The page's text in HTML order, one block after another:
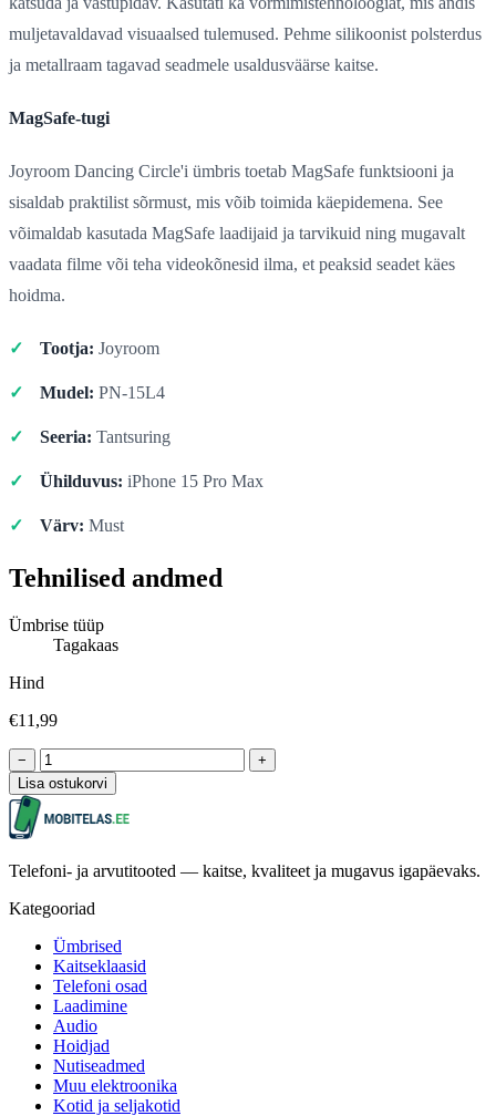
muljetavaldavad visuaalsed tulemused. Pehme silikoonist polsterdus
ja metallraam tagavad seadmele usaldusväärse kaitse.
MagSafe-tugi
Joyroom Dancing Circle'i ümbris toetab MagSafe funktsiooni ja
sisaldab praktilist sõrmust, mis võib toimida käepidemena. See
võimaldab kasutada MagSafe laadijaid ja tarvikuid ning mugavalt
vaadata filme või teha videokõnesid ilma, et peaksid seadet käes
hoidma.
Tootja: Joyroom
Mudel: PN-15L4
Seeria: Tantsuring
Ühilduvus: iPhone 15 Pro Max
Värv: Must
Tehnilised andmed
Ümbrise tüüp
Tagakaas
Hind
€11,99
−
+
Lisa ostukorvi
Telefoni- ja arvutitooted — kaitse, kvaliteet ja mugavus igapäevaks.
Kategooriad
Ümbrised
Kaitseklaasid
Telefoni osad
Laadimine
Audio
Hoidjad
Nutiseadmed
Muu elektroonika
Kotid ja seljakotid